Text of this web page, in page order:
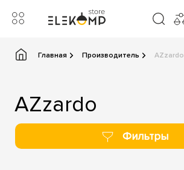
Главная Производитель AZzardo
AZzardo
Фильтры